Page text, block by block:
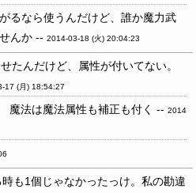
るなら使うんだけど、誰か魔力武
んか -- 2014-03-18 (火) 20:04:23
たんだけど、属性が付いてない。
17 (月) 18:54:27
魔法は魔法属性も補正も付く -- 2014
も1個じゃなかったっけ。私の勘違